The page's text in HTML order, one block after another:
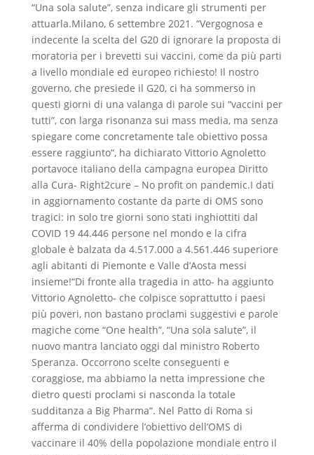
“Una sola salute”, senza indicare gli strumenti per
attuarla.Milano, 6 settembre 2021. “Vergognosa e
indecente la scelta del G20 di ignorare la proposta di
moratoria per i brevetti sui vaccini, come da più parti
a livello mondiale ed europeo richiesto! Il nostro
governo, che presiede il G20, ci ha sommerso in
questi giorni di una valanga di parole sui “vaccini per
tutti”, con larga risonanza sui mass media, ma senza
spiegare come concretamente tale obiettivo possa
essere raggiunto“, ha dichiarato Vittorio Agnoletto
portavoce italiano della campagna europea Diritto
alla Cura- Right2cure – No profit on pandemic.I dati
in aggiornamento costante da parte di OMS sono
tragici: in solo tre giorni sono stati inghiottiti dal
COVID 19 44.446 persone nel mondo e la cifra
globale è balzata da 4.517.000 a 4.561.446 superiore
agli abitanti di Piemonte e Valle d’Aosta messi
insieme!“Di fronte alla tragedia in atto- ha aggiunto
Vittorio Agnoletto- che colpisce soprattutto i paesi
più poveri, non bastano proclami suggestivi e parole
magiche come “One health”, “Una sola salute”, il
nuovo mantra lanciato oggi dal ministro Roberto
Speranza. Occorrono scelte conseguenti e
coraggiose, ma abbiamo la netta impressione che
dietro questi proclami si nasconda la totale
sudditanza a Big Pharma“. Nel Patto di Roma si
afferma di condividere l’obiettivo dell’OMS di
vaccinare il 40% della popolazione mondiale entro il